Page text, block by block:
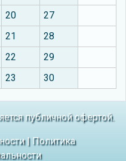
20
27
21
28
22
29
23 30
публичной офертой.
| Политика